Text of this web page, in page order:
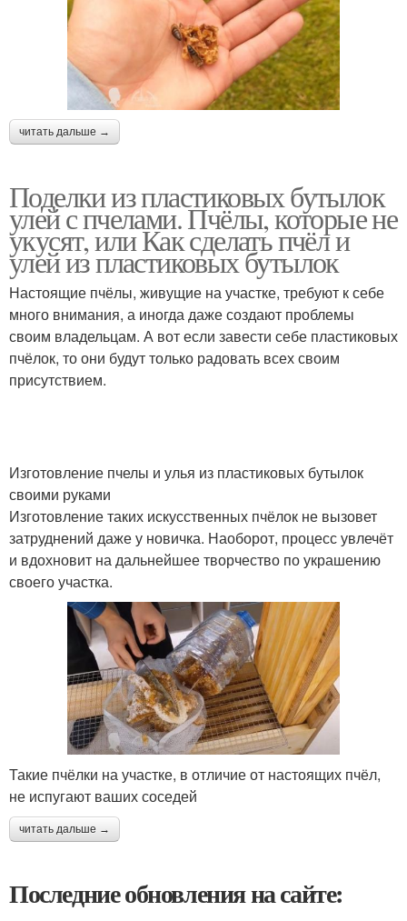
читать дальше →
Поделки из пластиковых бутылок
улей с пчелами. Пчёлы, которые не
укусят, или Как сделать пчёл и
улей из пластиковых бутылок
Настоящие пчёлы, живущие на участке, требуют к себе
много внимания, а иногда даже создают проблемы
своим владельцам. А вот если завести себе пластиковых
пчёлок, то они будут только радовать всех своим
присутствием.
Изготовление пчелы и улья из пластиковых бутылок
своими руками
Изготовление таких искусственных пчёлок не вызовет
затруднений даже у новичка. Наоборот, процесс увлечёт
и вдохновит на дальнейшее творчество по украшению
своего участка.
Такие пчёлки на участке, в отличие от настоящих пчёл,
не испугают ваших соседей
читать дальше →
Последние обновления на сайте: